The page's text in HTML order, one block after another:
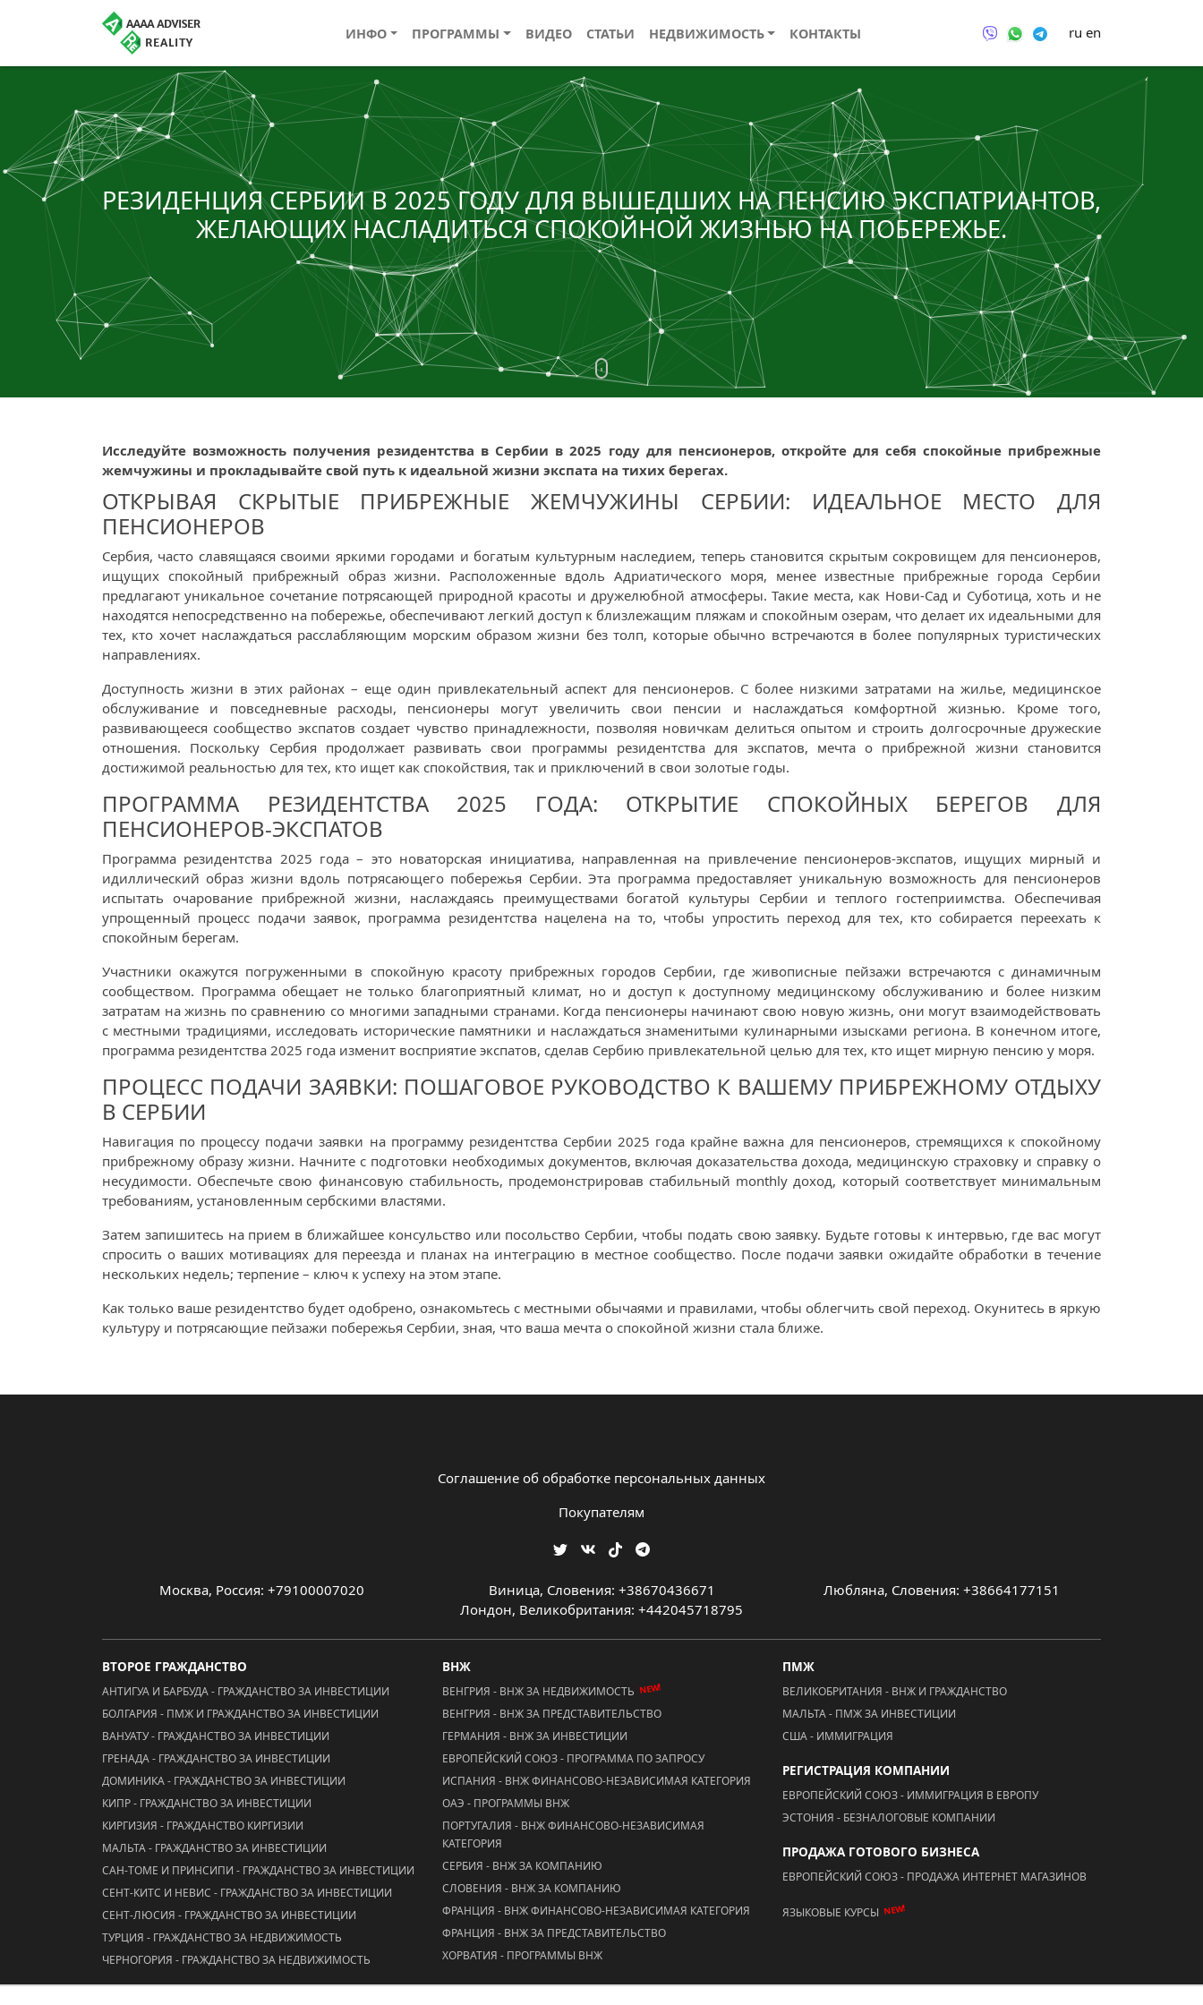
ИНФО ПРОГРАММЫ ВИДЕО СТАТЬИ НЕДВИЖИМОСТЬ КОНТАКТЫ ru en
РЕЗИДЕНЦИЯ СЕРБИИ В 2025 ГОДУ ДЛЯ ВЫШЕДШИХ НА ПЕНСИЮ ЭКСПАТРИАНТОВ,
ЖЕЛАЮЩИХ НАСЛАДИТЬСЯ СПОКОЙНОЙ ЖИЗНЬЮ НА ПОБЕРЕЖЬЕ.
Исследуйте возможность получения резидентства в Сербии в 2025 году для пенсионеров, откройте для себя спокойные прибрежные
жемчужины и прокладывайте свой путь к идеальной жизни экспата на тихих берегах.
ОТКРЫВАЯ СКРЫТЫЕ ПРИБРЕЖНЫЕ ЖЕМЧУЖИНЫ СЕРБИИ: ИДЕАЛЬНОЕ МЕСТО ДЛЯ
ПЕНСИОНЕРОВ
Сербия, часто славящаяся своими яркими городами и богатым культурным наследием, теперь становится скрытым сокровищем для пенсионеров,
ищущих спокойный прибрежный образ жизни. Расположенные вдоль Адриатического моря, менее известные прибрежные города Сербии
предлагают уникальное сочетание потрясающей природной красоты и дружелюбной атмосферы. Такие места, как Нови-Сад и Суботица, хоть и не
находятся непосредственно на побережье, обеспечивают легкий доступ к близлежащим пляжам и спокойным озерам, что делает их идеальными для
тех, кто хочет наслаждаться расслабляющим морским образом жизни без толп, которые обычно встречаются в более популярных туристических
направлениях.
Доступность жизни в этих районах – еще один привлекательный аспект для пенсионеров. С более низкими затратами на жилье, медицинское
обслуживание и повседневные расходы, пенсионеры могут увеличить свои пенсии и наслаждаться комфортной жизнью. Кроме того,
развивающееся сообщество экспатов создает чувство принадлежности, позволяя новичкам делиться опытом и строить долгосрочные дружеские
отношения. Поскольку Сербия продолжает развивать свои программы резидентства для экспатов, мечта о прибрежной жизни становится
достижимой реальностью для тех, кто ищет как спокойствия, так и приключений в свои золотые годы.
ПРОГРАММА РЕЗИДЕНТСТВА 2025 ГОДА: ОТКРЫТИЕ СПОКОЙНЫХ БЕРЕГОВ ДЛЯ
ПЕНСИОНЕРОВ-ЭКСПАТОВ
Программа резидентства 2025 года – это новаторская инициатива, направленная на привлечение пенсионеров-экспатов, ищущих мирный и
идиллический образ жизни вдоль потрясающего побережья Сербии. Эта программа предоставляет уникальную возможность для пенсионеров
испытать очарование прибрежной жизни, наслаждаясь преимуществами богатой культуры Сербии и теплого гостеприимства. Обеспечивая
упрощенный процесс подачи заявок, программа резидентства нацелена на то, чтобы упростить переход для тех, кто собирается переехать к
спокойным берегам.
Участники окажутся погруженными в спокойную красоту прибрежных городов Сербии, где живописные пейзажи встречаются с динамичным
сообществом. Программа обещает не только благоприятный климат, но и доступ к доступному медицинскому обслуживанию и более низким
затратам на жизнь по сравнению со многими западными странами. Когда пенсионеры начинают свою новую жизнь, они могут взаимодействовать
с местными традициями, исследовать исторические памятники и наслаждаться знаменитыми кулинарными изысками региона. В конечном итоге,
программа резидентства 2025 года изменит восприятие экспатов, сделав Сербию привлекательной целью для тех, кто ищет мирную пенсию у моря.
ПРОЦЕСС ПОДАЧИ ЗАЯВКИ: ПОШАГОВОЕ РУКОВОДСТВО К ВАШЕМУ ПРИБРЕЖНОМУ ОТДЫХУ
В СЕРБИИ
Навигация по процессу подачи заявки на программу резидентства Сербии 2025 года крайне важна для пенсионеров, стремящихся к спокойному
прибрежному образу жизни. Начните с подготовки необходимых документов, включая доказательства дохода, медицинскую страховку и справку о
несудимости. Обеспечьте свою финансовую стабильность, продемонстрировав стабильный monthly доход, который соответствует минимальным
требованиям, установленным сербскими властями.
Затем запишитесь на прием в ближайшее консульство или посольство Сербии, чтобы подать свою заявку. Будьте готовы к интервью, где вас могут
спросить о ваших мотивациях для переезда и планах на интеграцию в местное сообщество. После подачи заявки ожидайте обработки в течение
нескольких недель; терпение – ключ к успеху на этом этапе.
Как только ваше резидентство будет одобрено, ознакомьтесь с местными обычаями и правилами, чтобы облегчить свой переход. Окунитесь в яркую
культуру и потрясающие пейзажи побережья Сербии, зная, что ваша мечта о спокойной жизни стала ближе.
Соглашение об обработке персональных данных
Покупателям
Москва, Россия: +79100007020 Виница, Словения: +38670436671
Любляна, Словения: +38664177151
Лондон, Великобритания: +442045718795
ВТОРОЕ ГРАЖДАНСТВО
АНТИГУА И БАРБУДА - ГРАЖДАНСТВО ЗА ИНВЕСТИЦИИ
БОЛГАРИЯ - ПМЖ И ГРАЖДАНСТВО ЗА ИНВЕСТИЦИИ
ВАНУАТУ - ГРАЖДАНСТВО ЗА ИНВЕСТИЦИИ
ГРЕНАДА - ГРАЖДАНСТВО ЗА ИНВЕСТИЦИИ
ДОМИНИКА - ГРАЖДАНСТВО ЗА ИНВЕСТИЦИИ
КИПР - ГРАЖДАНСТВО ЗА ИНВЕСТИЦИИ
КИРГИЗИЯ - ГРАЖДАНСТВО КИРГИЗИИ
МАЛЬТА - ГРАЖДАНСТВО ЗА ИНВЕСТИЦИИ
САН-ТОМЕ И ПРИНСИПИ - ГРАЖДАНСТВО ЗА ИНВЕСТИЦИИ
СЕНТ-КИТС И НЕВИС - ГРАЖДАНСТВО ЗА ИНВЕСТИЦИИ
СЕНТ-ЛЮСИЯ - ГРАЖДАНСТВО ЗА ИНВЕСТИЦИИ
ТУРЦИЯ - ГРАЖДАНСТВО ЗА НЕДВИЖИМОСТЬ
ЧЕРНОГОРИЯ - ГРАЖДАНСТВО ЗА НЕДВИЖИМОСТЬ
ВНЖ
ВЕНГРИЯ - ВНЖ ЗА НЕДВИЖИМОСТЬ NEW!
ВЕНГРИЯ - ВНЖ ЗА ПРЕДСТАВИТЕЛЬСТВО
ГЕРМАНИЯ - ВНЖ ЗА ИНВЕСТИЦИИ
ЕВРОПЕЙСКИЙ СОЮЗ - ПРОГРАММА ПО ЗАПРОСУ
ИСПАНИЯ - ВНЖ ФИНАНСОВО-НЕЗАВИСИМАЯ КАТЕГОРИЯ
ОАЭ - ПРОГРАММЫ ВНЖ
ПОРТУГАЛИЯ - ВНЖ ФИНАНСОВО-НЕЗАВИСИМАЯ
КАТЕГОРИЯ
СЕРБИЯ - ВНЖ ЗА КОМПАНИЮ
СЛОВЕНИЯ - ВНЖ ЗА КОМПАНИЮ
ФРАНЦИЯ - ВНЖ ФИНАНСОВО-НЕЗАВИСИМАЯ КАТЕГОРИЯ
ФРАНЦИЯ - ВНЖ ЗА ПРЕДСТАВИТЕЛЬСТВО
ХОРВАТИЯ - ПРОГРАММЫ ВНЖ
ПМЖ
ВЕЛИКОБРИТАНИЯ - ВНЖ И ГРАЖДАНСТВО
МАЛЬТА - ПМЖ ЗА ИНВЕСТИЦИИ
США - ИММИГРАЦИЯ
РЕГИСТРАЦИЯ КОМПАНИИ
ЕВРОПЕЙСКИЙ СОЮЗ - ИММИГРАЦИЯ В ЕВРОПУ
ЭСТОНИЯ - БЕЗНАЛОГОВЫЕ КОМПАНИИ
ПРОДАЖА ГОТОВОГО БИЗНЕСА
ЕВРОПЕЙСКИЙ СОЮЗ - ПРОДАЖА ИНТЕРНЕТ МАГАЗИНОВ
ЯЗЫКОВЫЕ КУРСЫ NEW!